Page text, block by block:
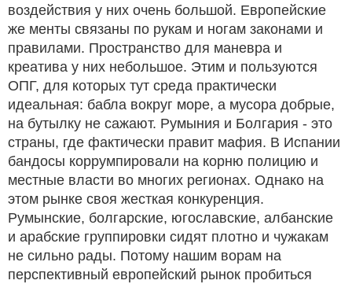
воздействия у них очень большой. Европейские
же менты связаны по рукам и ногам законами и
правилами. Пространство для маневра и
креатива у них небольшое. Этим и пользуются
ОПГ, для которых тут среда практически
идеальная: бабла вокруг море, а мусора добрые,
на бутылку не сажают. Румыния и Болгария - это
страны, где фактически правит мафия. В Испании
бандосы коррумпировали на корню полицию и
местные власти во многих регионах. Однако на
этом рынке своя жесткая конкуренция.
Румынские, болгарские, югославские, албанские
и арабские группировки сидят плотно и чужакам
не сильно рады. Потому нашим ворам на
перспективный европейский рынок пробиться